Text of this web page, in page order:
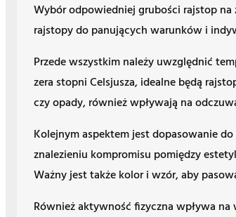
Wybór odpowiedniej grubości rajstop
rajstopy do panujących warunków i
Przede wszystkim należy uwzględnić
zera stopni Celsjusza, idealne będą
czy opady, również wpływają na
Kolejnym aspektem jest dopasowanie
znalezieniu kompromisu pomiędzy
Ważny jest także kolor i wzór, aby
Również aktywność fizyczna wpływa